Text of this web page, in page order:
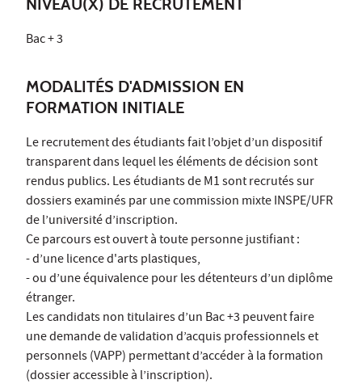
NIVEAU(X) DE RECRUTEMENT
Bac + 3
MODALITÉS D'ADMISSION EN
FORMATION INITIALE
Le recrutement des étudiants fait l’objet d’un dispositif
transparent dans lequel les éléments de décision sont
rendus publics. Les étudiants de M1 sont recrutés sur
dossiers examinés par une commission mixte INSPE/UFR
de l’université d’inscription.
Ce parcours est ouvert à toute personne justifiant :
- d’une licence d'arts plastiques,
- ou d’une équivalence pour les détenteurs d’un diplôme
étranger.
Les candidats non titulaires d’un Bac +3 peuvent faire
une demande de validation d’acquis professionnels et
personnels (VAPP) permettant d’accéder à la formation
(dossier accessible à l’inscription).